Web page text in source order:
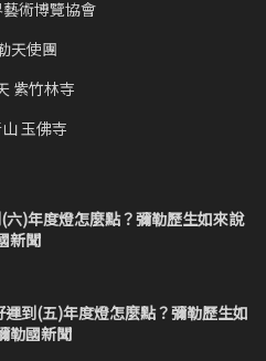
術博覽協會
天使團
紫竹林寺
玉佛寺
六)年度燈怎麼點？彌勒歷生如來說
新聞
到(五)年度燈怎麼點？彌勒歷生如
勒國新聞